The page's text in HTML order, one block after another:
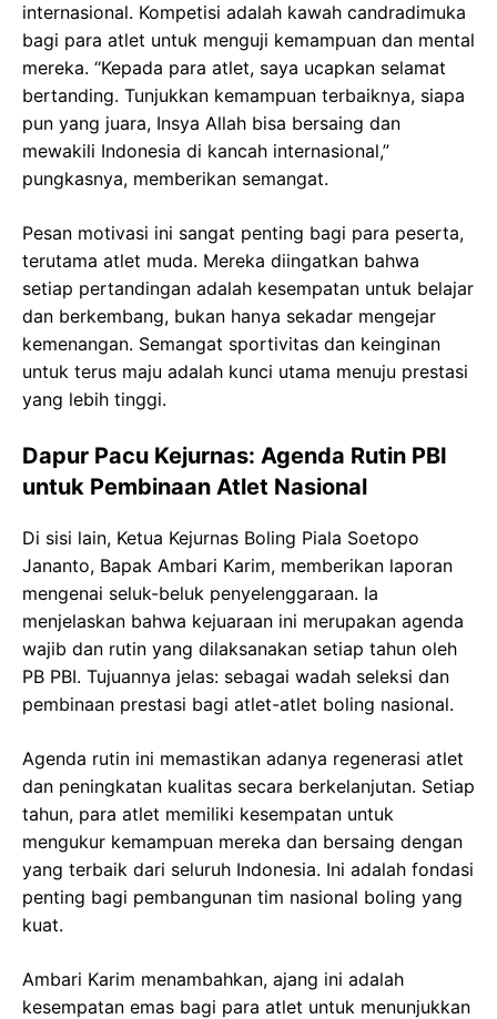
internasional. Kompetisi adalah kawah candradimuka
bagi para atlet untuk menguji kemampuan dan mental
mereka. “Kepada para atlet, saya ucapkan selamat
bertanding. Tunjukkan kemampuan terbaiknya, siapa
pun yang juara, Insya Allah bisa bersaing dan
mewakili Indonesia di kancah internasional,”
pungkasnya, memberikan semangat.
Pesan motivasi ini sangat penting bagi para peserta,
terutama atlet muda. Mereka diingatkan bahwa
setiap pertandingan adalah kesempatan untuk belajar
dan berkembang, bukan hanya sekadar mengejar
kemenangan. Semangat sportivitas dan keinginan
untuk terus maju adalah kunci utama menuju prestasi
yang lebih tinggi.
Dapur Pacu Kejurnas: Agenda Rutin PBI
untuk Pembinaan Atlet Nasional
Di sisi lain, Ketua Kejurnas Boling Piala Soetopo
Jananto, Bapak Ambari Karim, memberikan laporan
mengenai seluk-beluk penyelenggaraan. Ia
menjelaskan bahwa kejuaraan ini merupakan agenda
wajib dan rutin yang dilaksanakan setiap tahun oleh
PB PBI. Tujuannya jelas: sebagai wadah seleksi dan
pembinaan prestasi bagi atlet-atlet boling nasional.
Agenda rutin ini memastikan adanya regenerasi atlet
dan peningkatan kualitas secara berkelanjutan. Setiap
tahun, para atlet memiliki kesempatan untuk
mengukur kemampuan mereka dan bersaing dengan
yang terbaik dari seluruh Indonesia. Ini adalah fondasi
penting bagi pembangunan tim nasional boling yang
kuat.
Ambari Karim menambahkan, ajang ini adalah
kesempatan emas bagi para atlet untuk menunjukkan